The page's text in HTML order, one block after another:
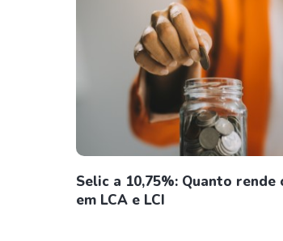
Selic a 10,75%: Quanto rende
em LCA e LCI